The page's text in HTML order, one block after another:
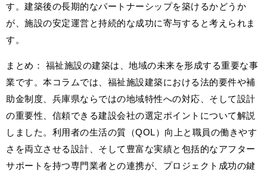
す。建築後の長期的なパートナーシップを築けるかどうか
が、施設の安定運営と持続的な成功に寄与すると考えられま
す。
まとめ： 福祉施設の建築は、地域の未来を形成する重要な事
業です。本コラムでは、福祉施設建築における法的要件や補
助金制度、兵庫県ならではの地域特性への対応、そして設計
の重要性、信頼できる建設会社の選定ポイントについて解説
しました。利用者の生活の質（QOL）向上と職員の働きやす
さを両立させる設計、そして豊富な実績と包括的なアフター
サポートを持つ専門業者との連携が、プロジェクト成功の鍵